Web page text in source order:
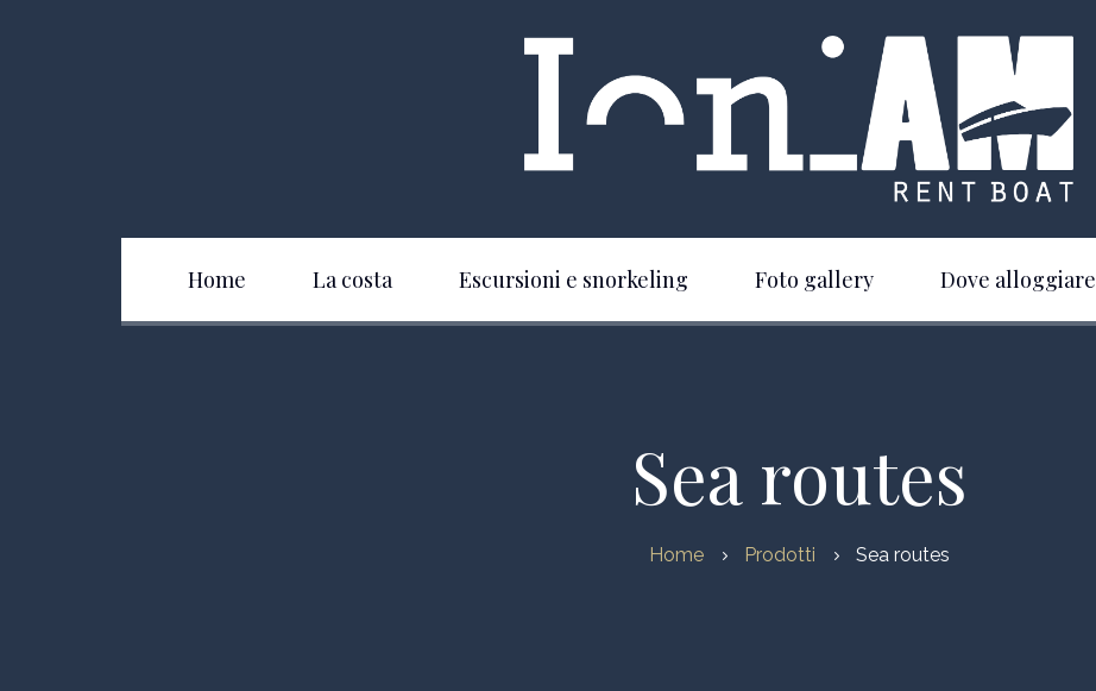
Home La costa Escursioni e snorkeling Foto gallery Dove alloggiare
Sea routes
Home Prodotti Sea routes